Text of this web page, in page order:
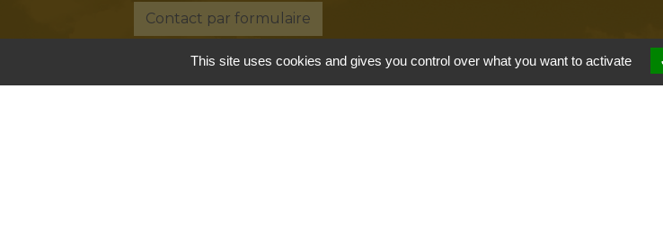
Contact par formulaire
This site uses cookies and gives you control over what you want to activate